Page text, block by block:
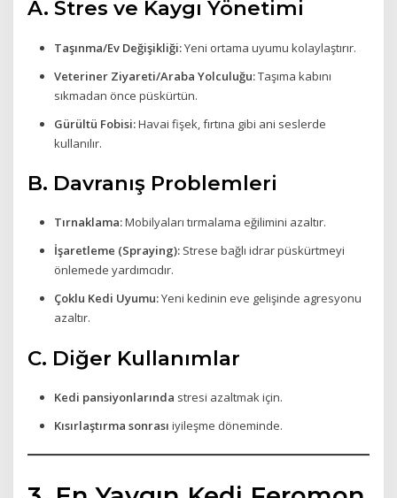
A. Stres ve Kaygı Yönetimi
Taşınma/Ev Değişikliği:Yeni ortama uyumu kolaylaştırır.
Veteriner Ziyareti/Araba Yolculuğu:Taşıma kabını
sıkmadan önce püskürtün.
Gürültü Fobisi:Havai fişek, fırtına gibi ani seslerde
kullanılır.
B. Davranış Problemleri
Tırnaklama:Mobilyaları tırmalama eğilimini azaltır.
İşaretleme (Spraying):Strese bağlı idrar püskürtmeyi
önlemede yardımcıdır.
Çoklu Kedi Uyumu:Yeni kedinin eve gelişinde agresyonu
azaltır.
C. Diğer Kullanımlar
Kedi pansiyonlarında stresi azaltmak için.
Kısırlaştırma sonrası iyileşme döneminde.